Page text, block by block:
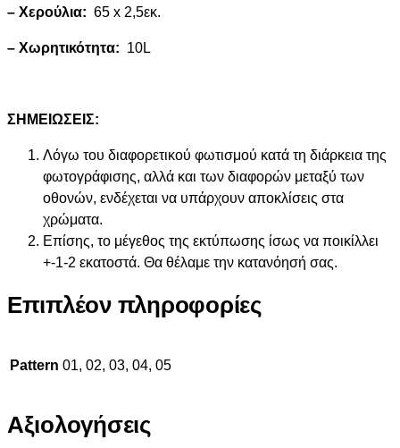
– Χερούλια: 65 x 2,5εκ.
– Χωρητικότητα: 10L
ΣΗΜΕΙΩΣΕΙΣ:
Λόγω του διαφορετικού φωτισμού κατά τη διάρκεια της
φωτογράφισης, αλλά και των διαφορών μεταξύ των
οθονών, ενδέχεται να υπάρχουν αποκλίσεις στα
χρώματα.
Επίσης, το μέγεθος της εκτύπωσης ίσως να ποικίλλει
+-1-2 εκατοστά. Θα θέλαμε την κατανόησή σας.
Επιπλέον πληροφορίες
Pattern 01, 02, 03, 04, 05
Αξιολογήσεις